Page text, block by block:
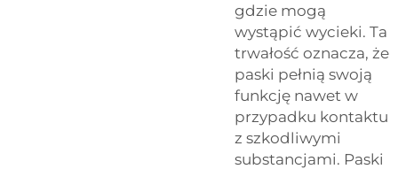
gdzie mogą
wystąpić wycieki. Ta
trwałość oznacza, że
paski pełnią swoją
funkcję nawet w
przypadku kontaktu
z szkodliwymi
substancjami. Paski